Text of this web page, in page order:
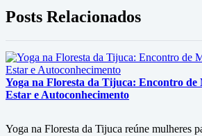
Posts Relacionados
Yoga na Floresta da Tijuca: Encontro de
Estar e Autoconhecimento
Yoga na Floresta da Tijuca reúne mulheres